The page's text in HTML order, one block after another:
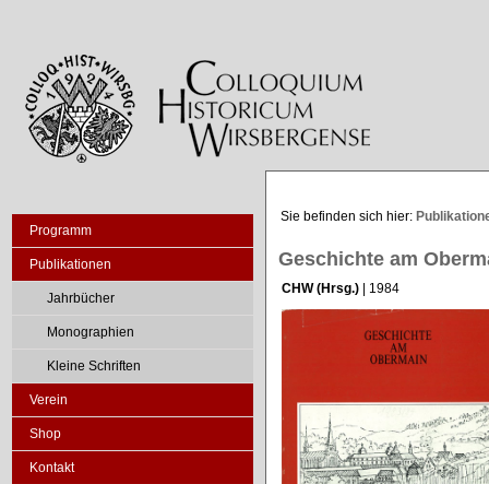
Programm
Publikationen
Jahrbücher
Monographien
Kleine Schriften
Verein
Shop
Kontakt
Sie befinden sich hier:
Geschichte am
CHW (Hrsg.) | 1984